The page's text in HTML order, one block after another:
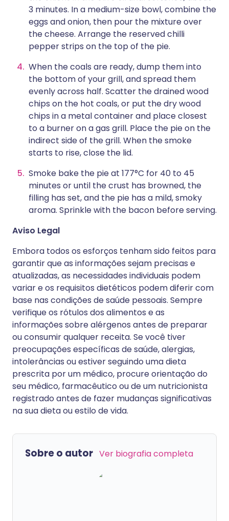
3 minutes. In a medium-size bowl, combine the
eggs and onion, then pour the mixture over
the cheese. Arrange the reserved chilli
pepper strips on the top of the pie.
When the coals are ready, dump them into
the bottom of your grill, and spread them
evenly across half. Scatter the drained wood
chips on the hot coals, or put the dry wood
chips in a metal container and place closest
to a burner on a gas grill. Place the pie on the
indirect side of the grill. When the smoke
starts to rise, close the lid.
Smoke bake the pie at 177°C for 40 to 45
minutes or until the crust has browned, the
filling has set, and the pie has a mild, smoky
aroma. Sprinkle with the bacon before serving.
Aviso Legal
Embora todos os esforços tenham sido feitos para
garantir que as informações sejam precisas e
atualizadas, as necessidades individuais podem
variar e os requisitos dietéticos podem diferir com
base nas condições de saúde pessoais. Sempre
verifique os rótulos dos alimentos e as
informações sobre alérgenos antes de preparar
ou consumir qualquer receita. Se você tiver
preocupações específicas de saúde, alergias,
intolerâncias ou estiver seguindo uma dieta
prescrita por um médico, procure orientação do
seu médico, farmacêutico ou de um nutricionista
registrado antes de fazer mudanças significativas
na sua dieta ou estilo de vida.
Sobre o autor Ver biografia completa